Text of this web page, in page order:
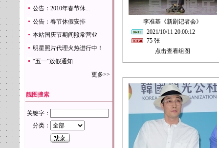
公告：2010年春节休...
公告：春节休假安排
本站国庆节期间照常营业
明星照片代理火热进行中！
“五一”放假通知
更多>>
靓图搜索
关键字：
分类：
李准基《新剧记者会》
2021/10/11 20:00:12
75 张
点击查看组图